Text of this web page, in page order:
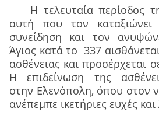
Η τελευταία περίοδος
αυτή που τον καταξιώνει
συνείδηση και τον
Άγιος κατά το 337
ασθένειας και προσέρχεται
Η επιδείνωση της
στην Ελενόπολη, όπου στον
ανέπεμπε ικετήριες ευχές και